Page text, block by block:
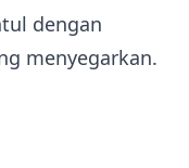
dengan
menyegarkan.